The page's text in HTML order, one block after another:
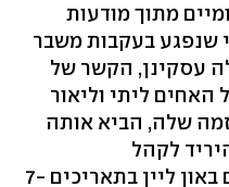
מתוך מודעות
שנפגע בעקבות משבר
עסקינן, הקשר של
ליתי וליאור
שלה, הביא אותה
לקהל
הישראמריקאי. היריד יתקיים באון ליין בתאריכים 7-